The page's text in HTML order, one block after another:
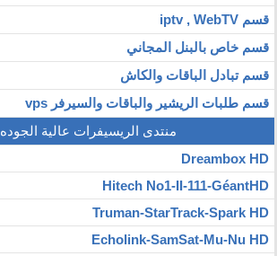
قسم iptv , WebTV
قسم خاص بالبنل المجاني
قسم تبادل الباقات والكاش
قسم طلبات الريشير والباقات والسيرفر vps
منتدى الريسيفرات عالية الجوده HD
Dreambox HD
Hitech No1-II-111-GéantHD
Truman-StarTrack-Spark HD
Echolink-SamSat-Mu-Nu HD